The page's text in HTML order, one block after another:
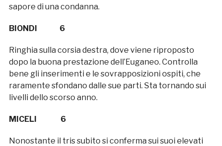
sapore di una condanna.
BIONDI 6
Ringhia sulla corsia destra, dove viene riproposto
dopo la buona prestazione dell’Euganeo. Controlla
bene gli inserimenti e le sovrapposizioni ospiti, che
raramente sfondano dalle sue parti. Sta tornando sui
livelli dello scorso anno.
MICELI 6
Nonostante il tris subito si conferma sui suoi elevati